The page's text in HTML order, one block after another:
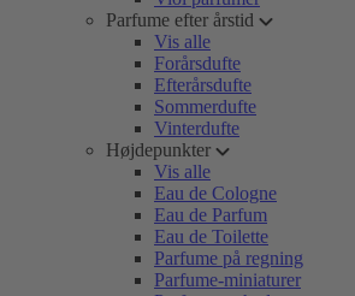
Parfume efter årstid
Vis alle
Forårsdufte
Efterårsdufte
Sommerdufte
Vinterdufte
Højdepunkter
Vis alle
Eau de Cologne
Eau de Parfum
Eau de Toilette
Parfume på regning
Parfume-miniaturer